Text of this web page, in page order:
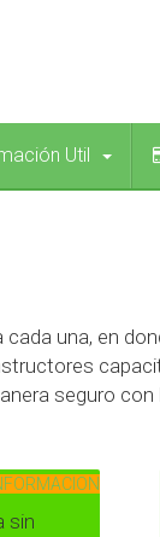
Util
una, en
seguro
sin